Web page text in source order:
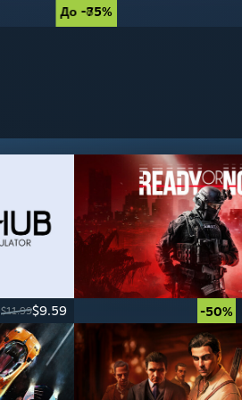
До -75%
До -85%
$11.99$9.59 -50%